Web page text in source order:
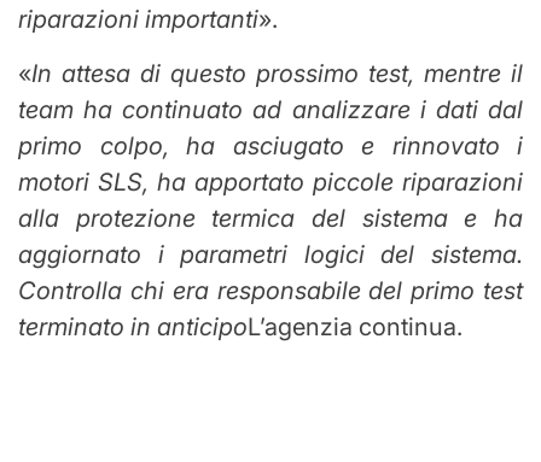
riparazioni importanti».
«In attesa di questo prossimo test, mentre il
team ha continuato ad analizzare i dati dal
primo colpo, ha asciugato e rinnovato i
motori SLS, ha apportato piccole riparazioni
alla protezione termica del sistema e ha
aggiornato i parametri logici del sistema.
Controlla chi era responsabile del primo test
terminato in anticipoL’agenzia continua.